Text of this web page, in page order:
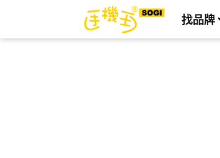
找品牌